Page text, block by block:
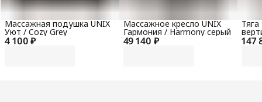
4 100 ₽
Массажная подушка UNIX
Уют / Cozy Grey
49 140 ₽
Массажное кресло UNIX
Гармония / Harmony серый
147
100